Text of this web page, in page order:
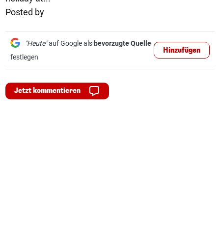
Posted by
"Heute"auf Google als bevorzugte Quelle
festlegen
Hinzufügen
Jetzt kommentieren